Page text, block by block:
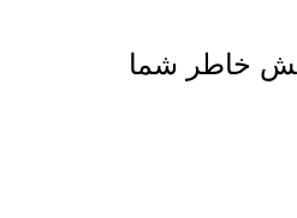
خاطر شما